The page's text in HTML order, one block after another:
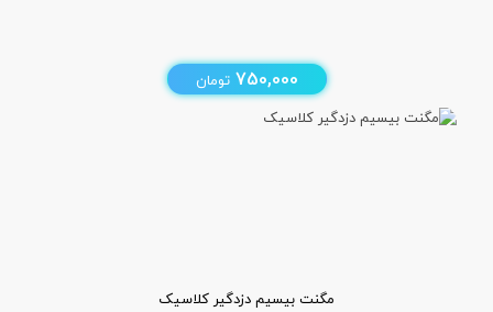
750,000 تومان
مگنت بیسیم دزدگیر کلاسیک